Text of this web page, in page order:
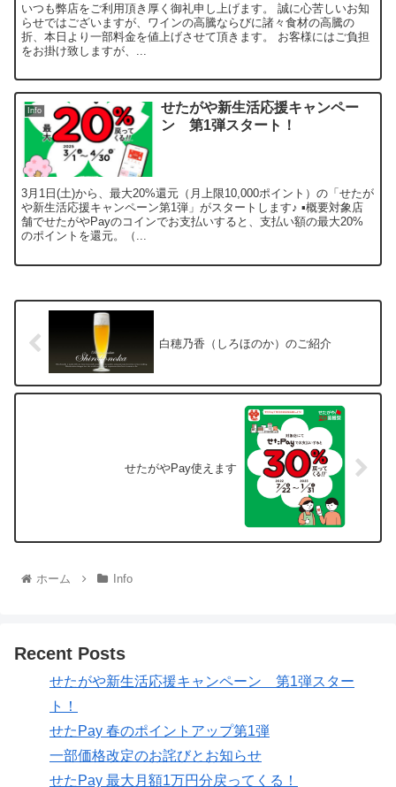
いつも弊店をご利用頂き厚く御礼申し上げます。 誠に心苦しいお知
らせではございますが、ワインの高騰ならびに諸々食材の高騰の
折、本日より一部料金を値上げさせて頂きます。 お客様にはご負担
をお掛け致しますが、...
Info
せたがや新生活応援キャンペー
ン 第1弾スタート！
3月1日(土)から、最大20%還元（月上限10,000ポイント）の「せたが
や新生活応援キャンペーン第1弾」がスタートします♪ ▪️概要対象店
舗でせたがやPayのコインでお支払いすると、支払い額の最大20%
のポイントを還元。（...
白穂乃香（しろほのか）のご紹介
せたがやPay使えます
ホーム Info
Recent Posts
せたがや新生活応援キャンペーン 第1弾スター
ト！
せたPay 春のポイントアップ第1弾
一部価格改定のお詫びとお知らせ
せたPay 最大月額1万円分戻ってくる！